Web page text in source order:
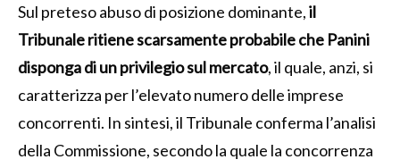
Sul preteso abuso di posizione dominante,il
Tribunale ritiene scarsamente probabile che Panini
disponga di un privilegio sul mercato, il quale, anzi, si
caratterizza per l’elevato numero delle imprese
concorrenti. In sintesi, il Tribunale conferma l’analisi
della Commissione, secondo la quale la concorrenza